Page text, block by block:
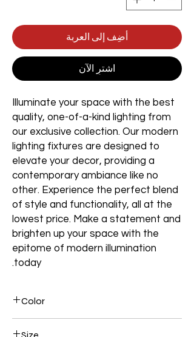
أضِف إلى العربة
اشترِ الآن
Illuminate your space with the best
quality, one-of-a-kind lighting from
our exclusive collection. Our modern
lighting fixtures are designed to
elevate your decor, providing a
contemporary ambiance like no
other. Experience the perfect blend
of style and functionality, all at the
lowest price. Make a statement and
brighten up your space with the
epitome of modern illumination
today.
Color